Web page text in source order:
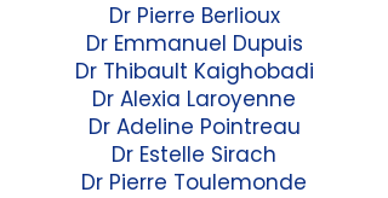
Dr Pierre Berlioux
Dr Emmanuel Dupuis
Dr Thibault Kaighobadi
Dr Alexia Laroyenne
Dr Adeline Pointreau
Dr Estelle Sirach
Dr Pierre Toulemonde